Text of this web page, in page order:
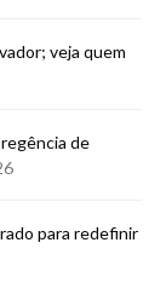
veja quem
de
para redefinir